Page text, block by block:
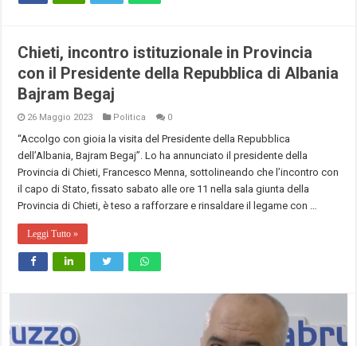
Chieti, incontro istituzionale in Provincia
con il Presidente della Repubblica di Albania
Bajram Begaj
26 Maggio 2023 Politica 0
“Accolgo con gioia la visita del Presidente della Repubblica
dell’Albania, Bajram Begaj”. Lo ha annunciato il presidente della
Provincia di Chieti, Francesco Menna, sottolineando che l’incontro con
il capo di Stato, fissato sabato alle ore 11 nella sala giunta della
Provincia di Chieti, è teso a rafforzare e rinsaldare il legame con …
Leggi Tutto »